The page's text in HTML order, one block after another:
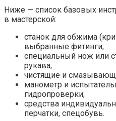
Ниже — список базовых
в мастерской:
станок для обжима
выбранные фитинги;
специальный нож или
рукава;
чистящие и
манометр и
гидропроверки;
средства
перчатки, спецобувь.